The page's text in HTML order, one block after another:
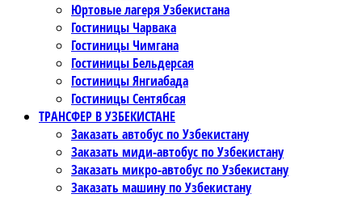
Юртовые лагеря Узбекистана
Гостиницы Чарвака
Гостиницы Чимгана
Гостиницы Бельдерсая
Гостиницы Янгиабада
Гостиницы Сентябсая
ТРАНСФЕР В УЗБЕКИСТАНЕ
Заказать автобус по Узбекистану
Заказать миди-автобус по Узбекистану
Заказать микро-автобус по Узбекистану
Заказать машину по Узбекистану